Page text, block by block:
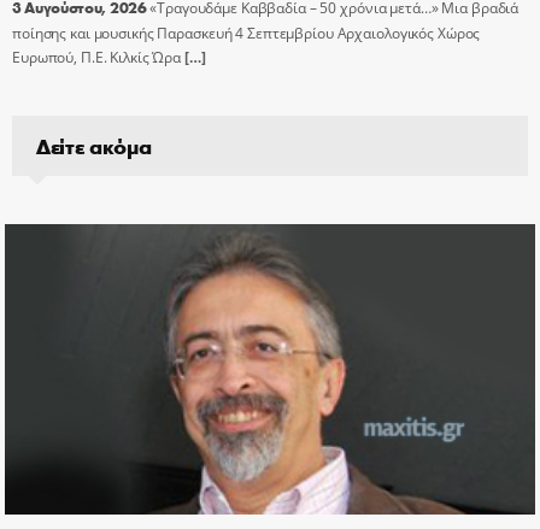
3 Αυγούστου, 2026«Τραγουδάμε Καββαδία – 50 χρόνια μετά…» Μια βραδιά
ποίησης και μουσικής Παρασκευή 4 Σεπτεμβρίου Αρχαιολογικός Χώρος
Ευρωπού, Π.Ε. Κιλκίς Ώρα[…]
Δείτε ακόμα